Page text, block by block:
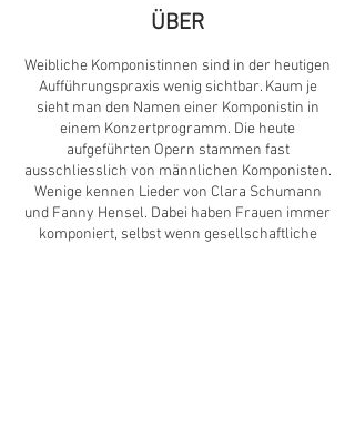
ÜBER
Weibliche Komponistinnen sind in der heutigen
Aufführungspraxis wenig sichtbar. Kaum je
sieht man den Namen einer Komponistin in
einem Konzertprogramm. Die heute
aufgeführten Opern stammen fast
ausschliesslich von männlichen Komponisten.
Wenige kennen Lieder von Clara Schumann
und Fanny Hensel. Dabei haben Frauen immer
komponiert, selbst wenn gesellschaftliche